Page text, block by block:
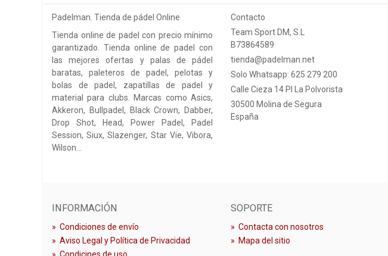
Padelman. Tienda de pádel Online
Tienda online de padel con precio mínimo
garantizado. Tienda online de padel con
las mejores ofertas y palas de pádel
baratas, paleteros de padel, pelotas y
bolas de padel, zapatillas de padel y
material para clubs. Marcas como Asics,
Akkeron, Bullpadel, Black Crown, Dabber,
Drop Shot, Head, Power Padel, Padel
Session, Siux, Slazenger, Star Vie, Vibora,
Wilson…
Contacto
Team Sport DM, S.L
B73864589
tienda@padelman.net
Solo Whatsapp: 625 279 200
Calle Cieza 14 PI La Polvorista
30500 Molina de Segura
España
INFORMACIÓN
» Condiciones de envío
» Aviso Legal y Política de Privacidad
SOPORTE
» Contacta con nosotros
» Mapa del sitio